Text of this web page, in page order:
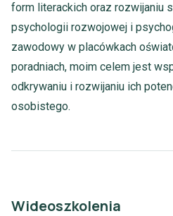
form literackich oraz rozwijaniu
psychologii rozwojowej i
zawodowy w placówkach
poradniach, moim celem jest
odkrywaniu i rozwijaniu ich
osobistego.
Wideoszkolenia